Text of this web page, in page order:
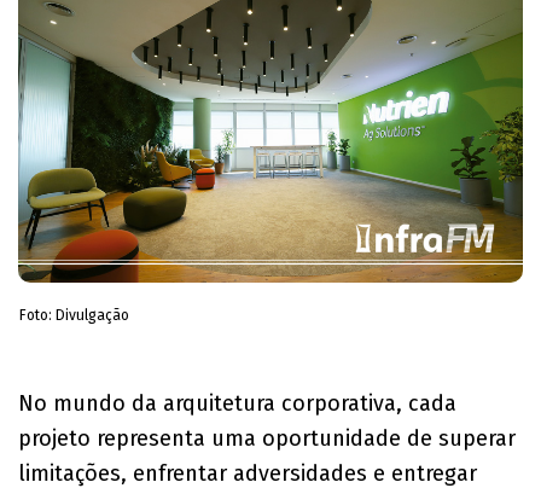
Foto: Divulgação
No mundo da arquitetura corporativa, cada
projeto representa uma oportunidade de superar
limitações, enfrentar adversidades e entregar